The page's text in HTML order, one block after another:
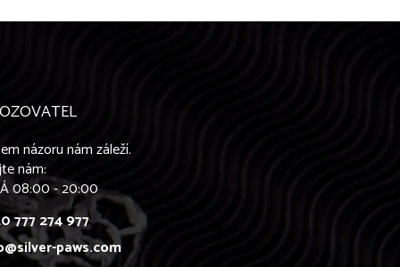
názoru nám záleží.
nám:
08:00 - 20:00
777 274 977
paws.com